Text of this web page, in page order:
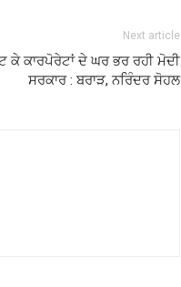
Next article
ਕਾਰਪੋਰੇਟਾਂ ਦੇ ਘਰ ਭਰ ਰਹੀ ਮੋਦੀ
ਸਰਕਾਰ : ਬਰਾੜ, ਨਰਿੰਦਰ ਸੋਹਲ